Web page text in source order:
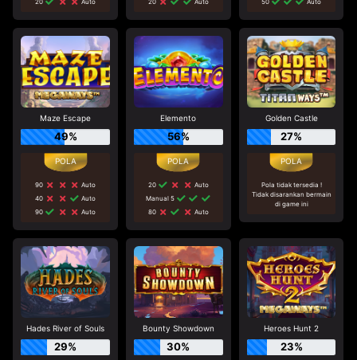
Maze Escape
49%
90
Auto
40
Auto
90
Auto
Elemento
56%
20
Auto
Manual 5
80
Auto
Golden Castle
27%
Pola tidak tersedia !
Tidak disarankan bermain
di game ini
Hades River of Souls
29%
Bounty Showdown
30%
Heroes Hunt 2
23%